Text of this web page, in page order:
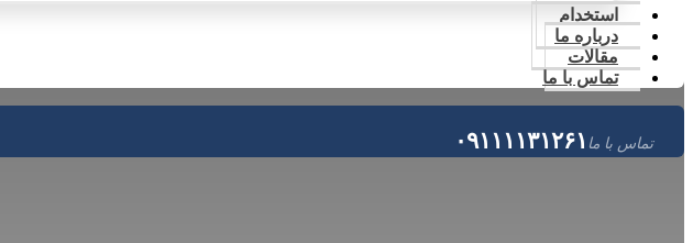
استخدام
درباره ما
مقالات
تماس با ما
تماس با ما ۰۹۱۱۱۱۳۱۲۶۱